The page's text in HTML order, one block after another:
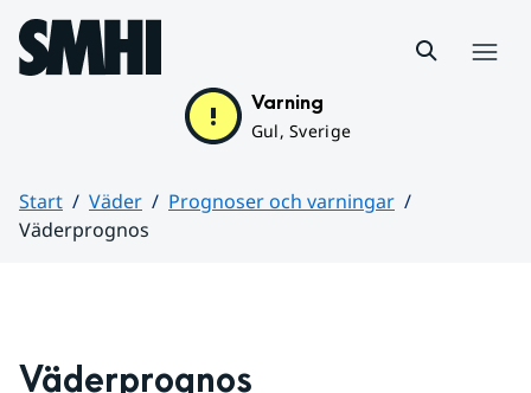
Hoppa till sidans innehåll
Varning
Gul, Sverige
Start Väder
Prognoser och varningar
Väderprognos
Väderprognos